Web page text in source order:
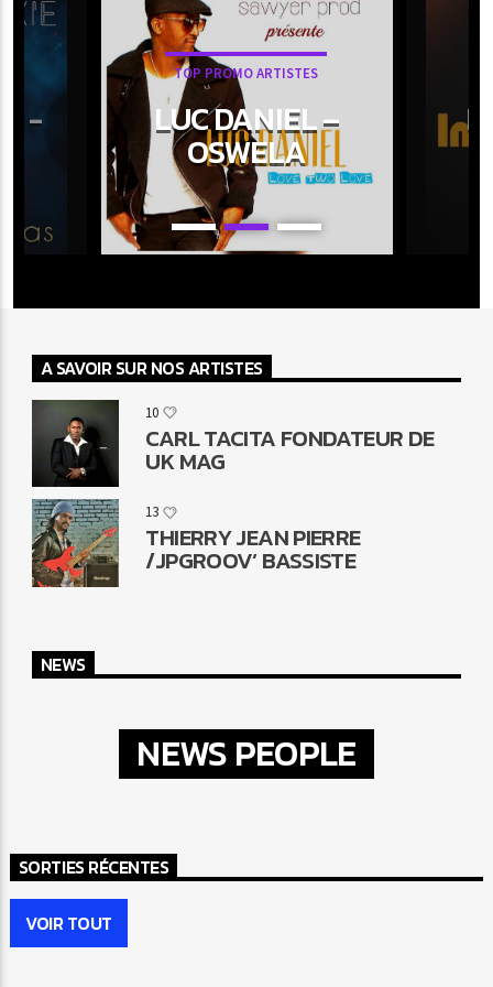
-
TOP PROMO ARTISTES
LUC DANIEL –
OSWELA
A SAVOIR SUR NOS ARTISTES
10
CARL TACITA FONDATEUR DE
UK MAG
13
THIERRY JEAN PIERRE
/JPGROOV’ BASSISTE
NEWS
NEWS PEOPLE
SORTIES RÉCENTES
VOIR TOUT